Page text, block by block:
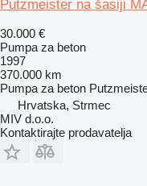
Putzmeister na šasiji
30.000 €
Pumpa za beton
1997
370.000 km
Pumpa za beton
Hrvatska, Strmec
MIV d.o.o.
Kontaktirajte prodavatelja